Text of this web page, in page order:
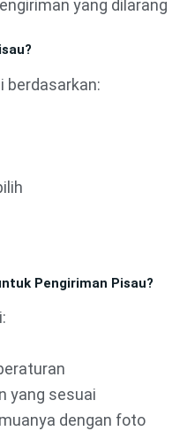
yang dilarang
berdasarkan:
Pengiriman Pisau?
yang sesuai
dengan foto